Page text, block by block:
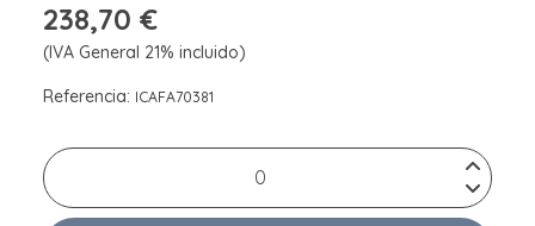
238,70 €
(IVA General 21% incluido)
Referencia: ICAFA70381